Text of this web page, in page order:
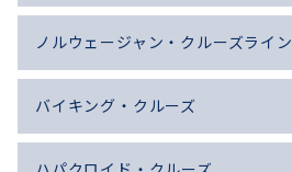
ノルウェージャン・クルーズライン
バイキング・クルーズ